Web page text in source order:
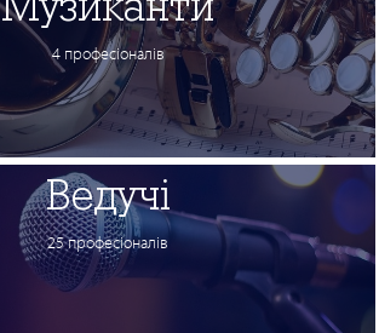
4 професіоналів
Ведучі
25 професіоналів